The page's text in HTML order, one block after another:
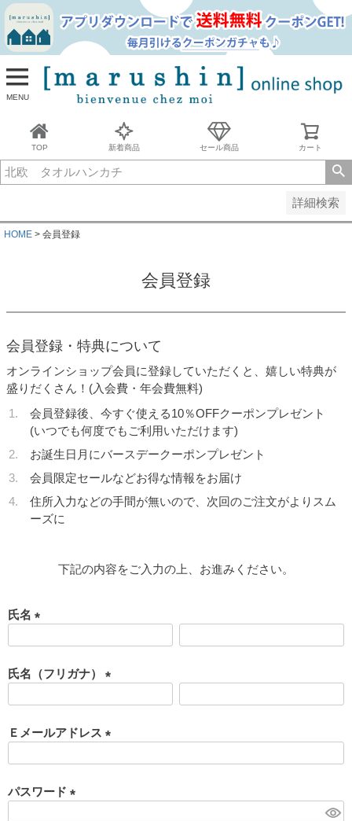
MENU
TOP 新着商品 セール商品 カート
詳細検索
並び順
新着順
古い順
価格が安い順
価格が高い順
キーワードヒット順
HOME 会員登録
会員登録
会員登録・特典について
オンラインショップ会員に登録していただくと、嬉しい特典が
盛りだくさん！(入会費・年会費無料)
会員登録後、今すぐ使える10％OFFクーポンプレゼント
(いつでも何度でもご利用いただけます)
お誕生日月にバースデークーポンプレゼント
会員限定セールなどお得な情報をお届け
住所入力などの手間が無いので、次回のご注文がよりスム
ーズに
下記の内容をご入力の上、お進みください。
氏名
須
氏名（フリガナ）
須
Ｅメールアドレス
パスワード